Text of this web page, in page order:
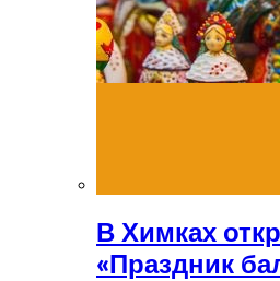
В Химках
«Праздник